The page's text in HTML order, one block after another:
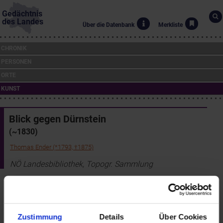
Zustimmung Details Über Cookies
Gedächtnis
des Landes
Über die Datenbank Merkliste
KUNST
Blick gegen Dürnstein
(~1830)
Thomas Ender (*1793, †1875)
NÖ Landesbibliothek, Topogr. Sammlung
Die Ansicht zeigt die Straße am rechten Donauufer zwischen
Rossatzbach und Hundsheim mit Blick über die Donau gegen
im frühen 16. und dann wieder im 17. Jahrhundert errichtet